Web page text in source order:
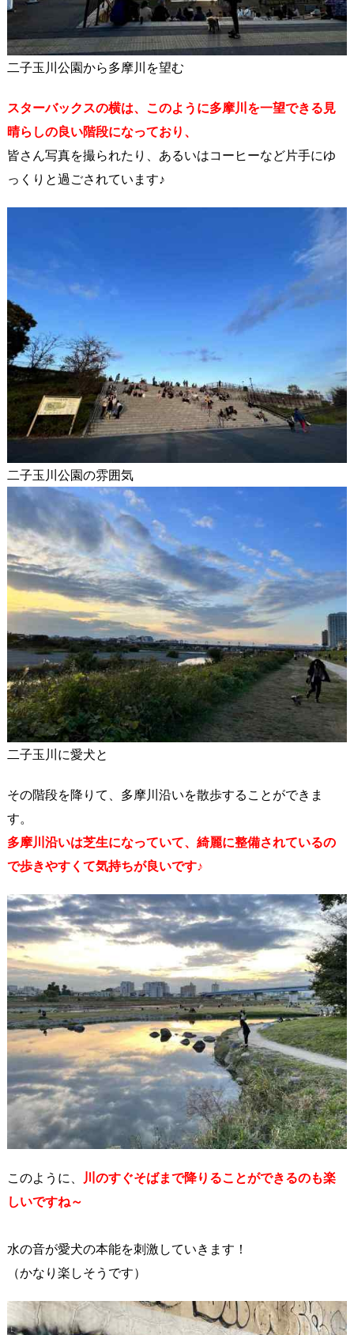
二子玉川公園から多摩川を望む
スターバックスの横は、このように多摩川を一望できる見
晴らしの良い階段になっており、
皆さん写真を撮られたり、あるいはコーヒーなど片手にゆ
っくりと過ごされています♪
二子玉川公園の雰囲気
二子玉川に愛犬と
その階段を降りて、多摩川沿いを散歩することができま
す。
多摩川沿いは芝生になっていて、綺麗に整備されているの
で歩きやすくて気持ちが良いです♪
このように、 川のすぐそばまで降りることができるのも楽
しいですね～
水の音が愛犬の本能を刺激していきます！
（かなり楽しそうです）